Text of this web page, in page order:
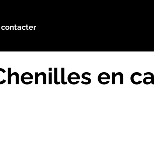
contacter
en